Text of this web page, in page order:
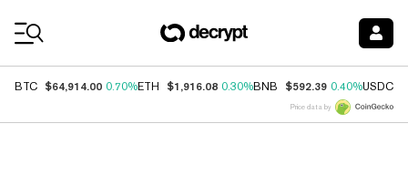
BTC $64,914.00 0.70%ETH $1,916.08 0.30%BNB $592.39 0.40%USDC
Price data by